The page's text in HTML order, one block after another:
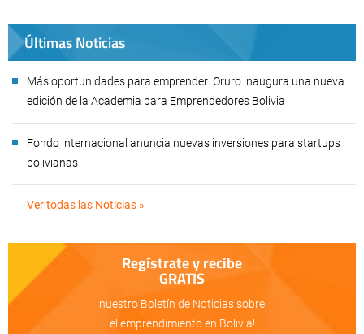
Últimas Noticias
Más oportunidades para emprender: Oruro inaugura una nueva
edición de la Academia para Emprendedores Bolivia
Fondo internacional anuncia nuevas inversiones para startups
bolivianas
Ver todas las Noticias »
Regístrate y recibe
GRATIS
nuestro Boletín de Noticias sobre
el emprendimiento en Bolivia!